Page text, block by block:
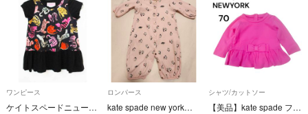
ワンピース
ケイトスペードニューヨーク 半袖ワンピース 80cm キッズ 女児 黒【中古】【新入荷!】★
ロンパース
kate spade new yorkの長袖ロンパース
シャツ/カットソー
【美品】kate spade フリルリボン チュニック カットソー 70 ピンク